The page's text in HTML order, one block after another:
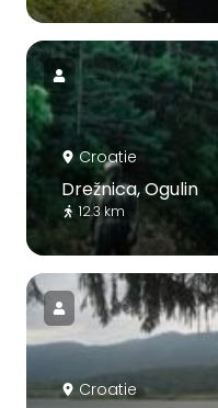
Croatie
Drežnica, Ogulin
12.3 km
Croatie